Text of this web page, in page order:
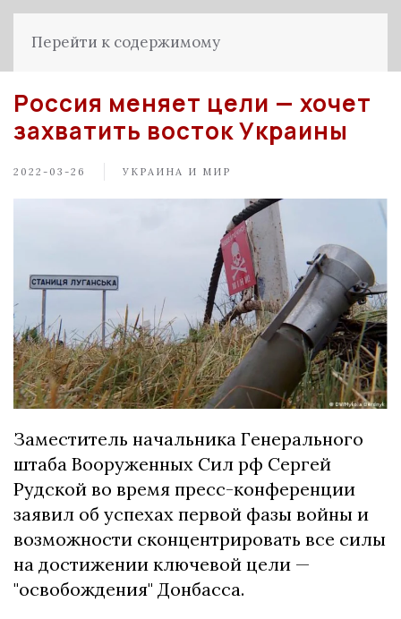
Перейти к содержимому
Россия меняет цели — хочет
захватить восток Украины
2022-03-26 УКРАИНА И МИР
Заместитель начальника Генерального
штаба Вооруженных Сил рф Сергей
Рудской во время пресс-конференции
заявил об успехах первой фазы войны и
возможности сконцентрировать все силы
на достижении ключевой цели —
"освобождения" Донбасса.